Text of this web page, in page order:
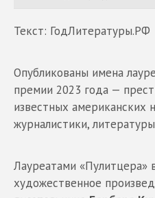
Текст: ГодЛитературы.РФ
Опубликованы имена
премии 2023 года —
известных американских
журналистики,
Лауреатами «Пулитцера»
художественное